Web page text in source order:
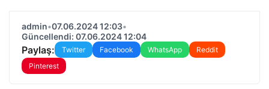
admin•07.06.2024 12:03•
Güncellendi: 07.06.2024 12:04
Paylaş: Twitter Facebook WhatsApp
Reddit
Pinterest